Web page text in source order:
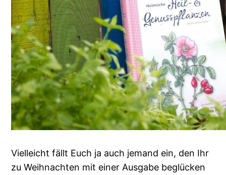
Vielleicht fällt Euch ja auch jemand ein, den Ihr
zu Weihnachten mit einer Ausgabe beglücken